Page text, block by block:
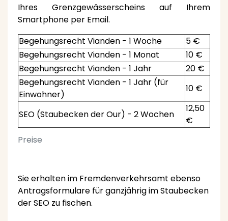
Ihres Grenzgewässerscheins auf Ihrem
Smartphone per Email.
Preise
Begehungsrecht Vianden - 1 Woche
5 €
Begehungsrecht Vianden - 1 Monat
10 €
Begehungsrecht Vianden - 1 Jahr
20 €
Begehungsrecht Vianden - 1 Jahr (für
Einwohner)
10 €
SEO (Staubecken der Our) - 2 Wochen
12,50
€
Sie erhalten im Fremdenverkehrsamt ebenso
Antragsformulare für ganzjährig im Staubecken
der SEO zu fischen.